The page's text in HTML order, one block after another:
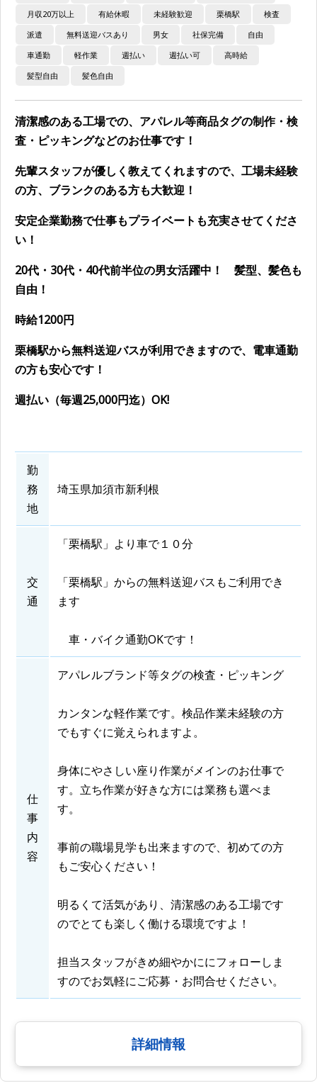
月収20万以上
有給休暇 未経験歓迎 栗橋駅
検査
派遣
無料送迎バスあり 男女 社保完備
自由
車通勤
軽作業 週払い 週払い可
高時給
髪型自由
髪色自由
清潔感のある工場での、アパレル等商品タグの制作・検
査・ピッキングなどのお仕事です！
先輩スタッフが優しく教えてくれますので、工場未経験
の方、ブランクのある方も大歓迎！
安定企業勤務で仕事もプライベートも充実させてくださ
い！
20代・30代・40代前半位の男女活躍中！ 髪型、髪色も
自由！
時給1200円
栗橋駅から無料送迎バスが利用できますので、電車通勤
の方も安心です！
週払い（毎週25,000円迄）OK!
勤
務
地
埼玉県加須市新利根
交
通
「栗橋駅」より車で１０分
「栗橋駅」からの無料送迎バスもご利用でき
ます
車・バイク通勤OKです！
仕
事
内
容
アパレルブランド等タグの検査・ピッキング
カンタンな軽作業です。検品作業未経験の方
でもすぐに覚えられますよ。
身体にやさしい座り作業がメインのお仕事で
す。立ち作業が好きな方には業務も選べま
す。
事前の職場見学も出来ますので、初めての方
もご安心ください！
明るくて活気があり、清潔感のある工場です
のでとても楽しく働ける環境ですよ！
担当スタッフがきめ細やかににフォローしま
すのでお気軽にご応募・お問合せください。
詳細情報